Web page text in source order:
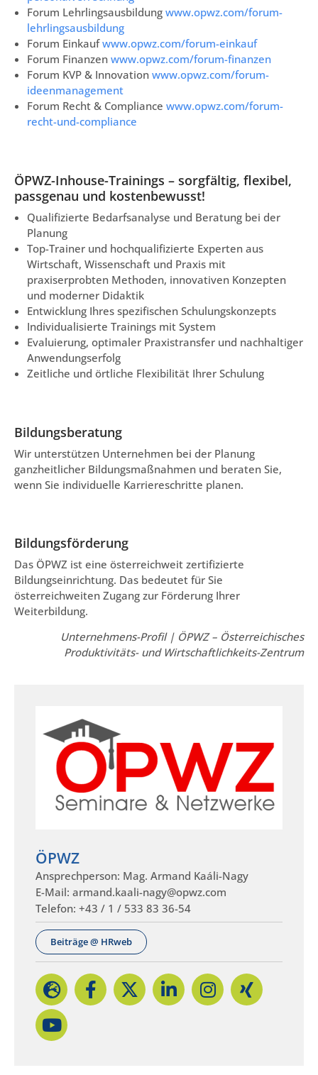
Forum Lehrlingsausbildung www.opwz.com/forum-
lehrlingsausbildung
Forum Einkaufwww.opwz.com/forum-einkauf
Forum Finanzen www.opwz.com/forum-finanzen
Forum KVP & Innovation www.opwz.com/forum-
ideenmanagement
Forum Recht & Compliance www.opwz.com/forum-
recht-und-compliance
ÖPWZ-Inhouse-Trainings – sorgfältig, flexibel,
passgenau und kostenbewusst!
Qualifizierte Bedarfsanalyse und Beratung bei der
Planung
Top-Trainer und hochqualifizierte Experten aus
Wirtschaft, Wissenschaft und Praxis mit
praxiserprobten Methoden, innovativen Konzepten
und moderner Didaktik
Entwicklung Ihres spezifischen Schulungskonzepts
Individualisierte Trainings mit System
Evaluierung, optimaler Praxistransfer und nachhaltiger
Anwendungserfolg
Zeitliche und örtliche Flexibilität Ihrer Schulung
Bildungsberatung
Wir unterstützen Unternehmen bei der Planung
ganzheitlicher Bildungsmaßnahmen und beraten Sie,
wenn Sie individuelle Karriereschritte planen.
Bildungsförderung
Das ÖPWZ ist eine österreichweit zertifizierte
Bildungseinrichtung. Das bedeutet für Sie
österreichweiten Zugang zur Förderung Ihrer
Weiterbildung.
Unternehmens-Profil | ÖPWZ – Österreichisches
Produktivitäts- und Wirtschaftlichkeits-Zentrum
ÖPWZ
Ansprechperson: Mag. Armand Kaáli-Nagy
E-Mail: armand.kaali-nagy@opwz.com
Telefon: +43 / 1 / 533 83 36-54
Beiträge @ HRweb